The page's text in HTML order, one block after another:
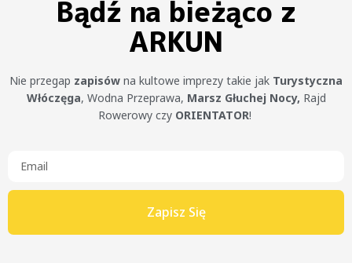
Bądź na bieżąco z
ARKUN
Nie przegap zapisów na kultowe imprezy takie jak Turystyczna
Włóczęga, Wodna Przeprawa, Marsz Głuchej Nocy, Rajd
Rowerowy czy ORIENTATOR!
Zapisz Się